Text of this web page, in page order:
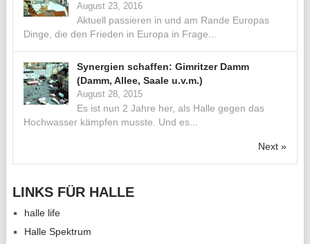
August 23, 2016
Aktuell passieren in und am Rande Europas
Dinge, die den Frieden in Europa in Frage...
Synergien schaffen: Gimritzer Damm
(Damm, Allee, Saale u.v.m.)
August 28, 2015
Es ist nun 2 Jahre her, als Halle gegen das
Hochwasser kämpfen musste. Und es...
Next »
LINKS FÜR HALLE
halle life
Halle Spektrum